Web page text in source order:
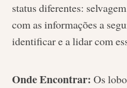
status diferentes:
com as informações a
identificar e a lidar com
Onde Encontrar: Os